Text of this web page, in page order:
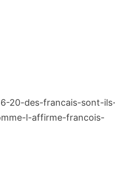
20-des-francais-sont-
l-affirme-francois-